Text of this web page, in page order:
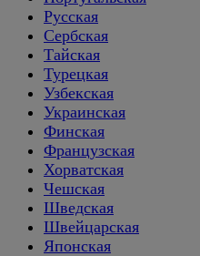
Русская
Сербская
Тайская
Турецкая
Узбекская
Украинская
Финская
Французская
Хорватская
Чешская
Шведская
Швейцарская
Японская